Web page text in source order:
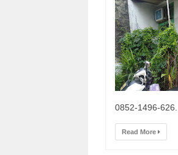
0852-1496-626...
Read More